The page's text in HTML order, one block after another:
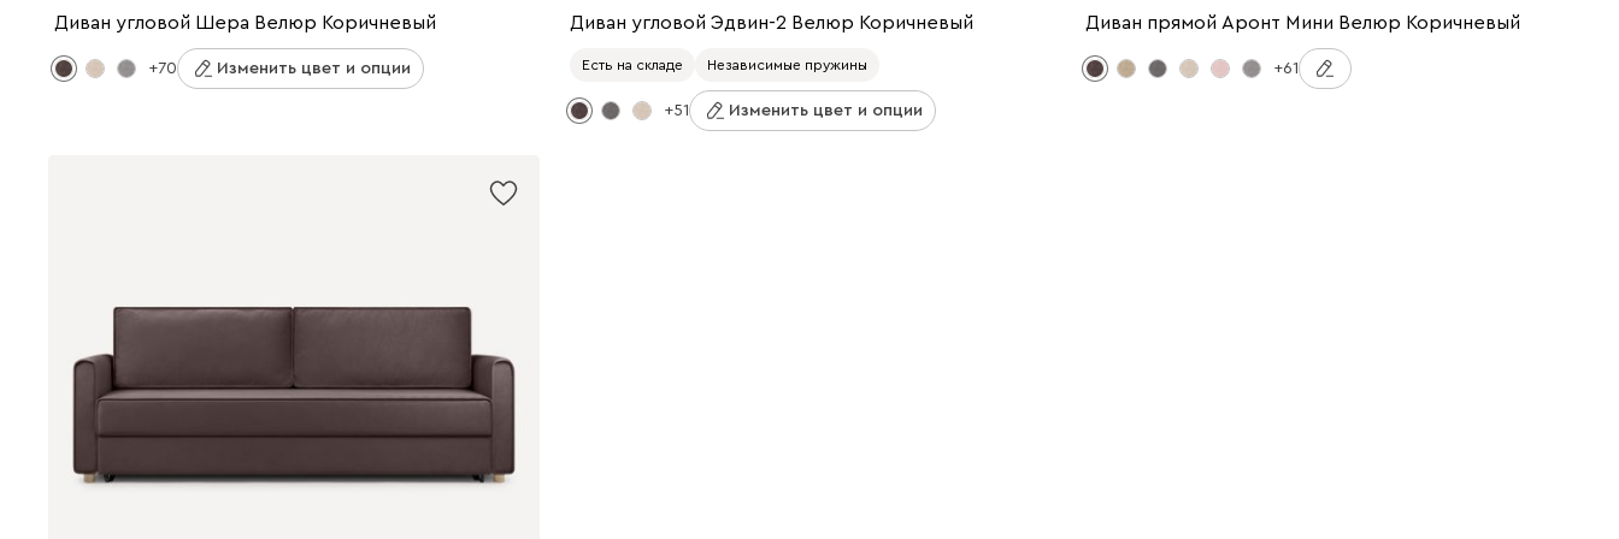
Диван угловой Шера Велюр Коричневый
+70 Изменить цвет и опции
Диван угловой Эдвин-2 Велюр Коричневый
Есть на складе Независимые пружины
+51 Изменить цвет и опции
Диван прямой Аронт Мини Велюр Коричневый
+61